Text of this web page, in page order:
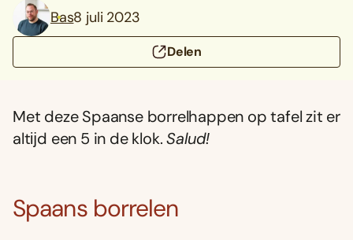
Bas8 juli 2023
Delen
Met deze Spaanse borrelhappen op tafel zit er
altĳd een 5 in de klok.Salud!
Spaans borrelen